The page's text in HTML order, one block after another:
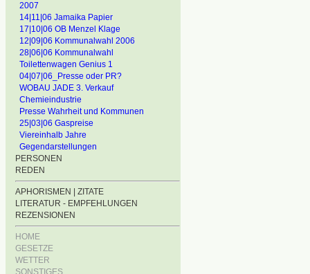
2007
14|11|06 Jamaika Papier
17|10|06 OB Menzel Klage
12|09|06 Kommunalwahl 2006
28|06|06 Kommunalwahl
Toilettenwagen Genius 1
04|07|06_Presse oder PR?
WOBAU JADE 3. Verkauf
Chemieindustrie
Presse Wahrheit und Kommunen
25|03|06 Gaspreise
Viereinhalb Jahre
Gegendarstellungen
PERSONEN
REDEN
APHORISMEN | ZITATE
LITERATUR - EMPFEHLUNGEN
REZENSIONEN
HOME
GESETZE
WETTER
SONSTIGES